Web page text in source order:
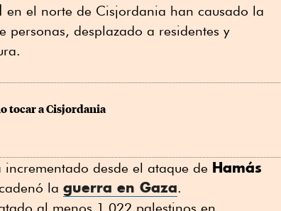
en el norte de Cisjordania han causado la
personas, desplazado a residentes y
tocar a Cisjordania
desde el ataque de Hamás
la guerra en Gaza.
al menos 1,022 palestinos en